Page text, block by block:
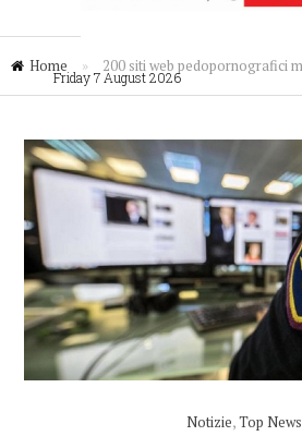
Friday 7 August 2026
Home » 200 siti web pedopornografici
Notizie,Top News